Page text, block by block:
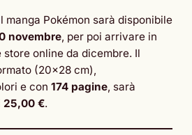
manga Pokémon sarà disponibile
novembre, per poi arrivare in
online da dicembre. Il
(20×28 cm),
e con 174 pagine, sarà
25,00 €.